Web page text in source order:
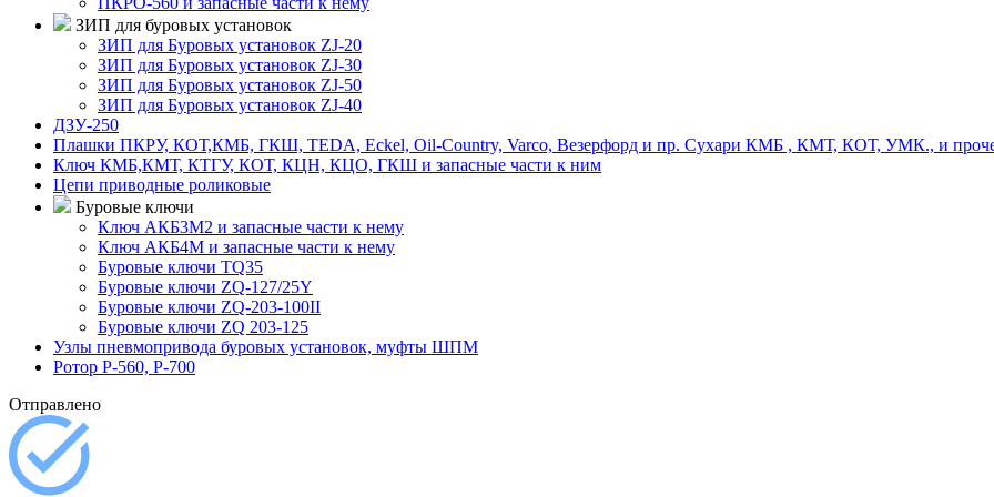
ЗИП для буровых установок
ЗИП для Буровых установок ZJ-20
ЗИП для Буровых установок ZJ-30
ЗИП для Буровых установок ZJ-50
ЗИП для Буровых установок ZJ-40
ДЗУ-250
Плашки ПКРУ, КОТ,КМБ, ГКШ, TEDA, Eckel, Oil-Country, Varco, Везерфорд и пр. Сухари КМБ , КМТ, КОТ, УМК., и
Ключ КМБ,КМТ, КТГУ, КОТ, КЦН, КЦО, ГКШ и запасные части к ним
Цепи приводные роликовые
Буровые ключи
Ключ АКБ3М2 и запасные части к нему
Ключ АКБ4М и запасные части к нему
Буровые ключи TQ35
Буровые ключи ZQ-127/25Y
Буровые ключи ZQ-203-100II
Буровые ключи ZQ 203-125
Узлы пневмопривода буровых установок, муфты ШПМ
Ротор Р-560, Р-700
Отправлено